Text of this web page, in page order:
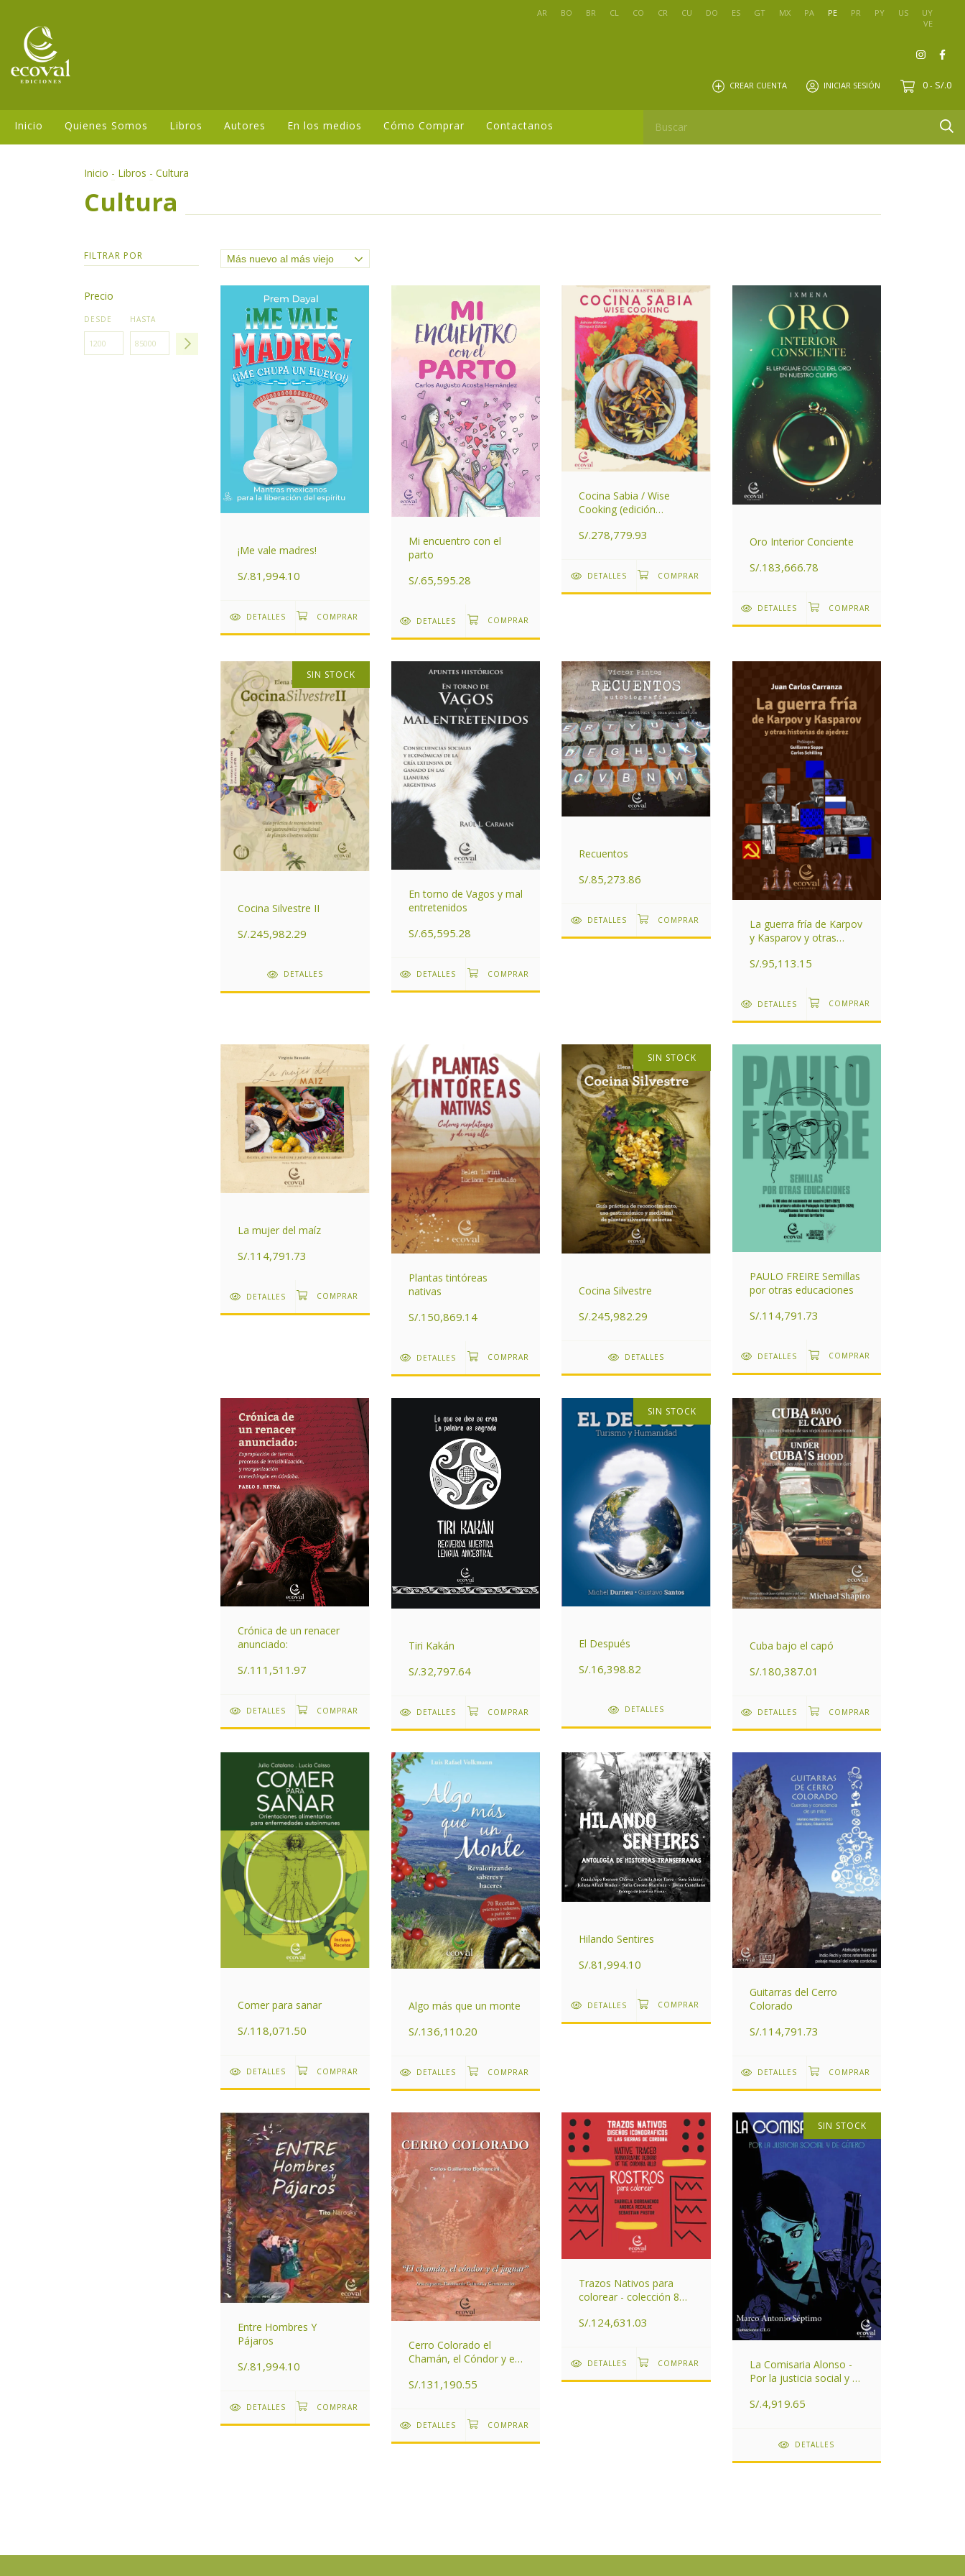
AR BO BR CL CO CR CU DO ES GT MX PA PE PR PY US
UY
VE
CREAR CUENTA INICIAR SESIÓN 0 - S/.0
Inicio Quienes Somos Libros Autores En los medios Cómo Comprar Contactanos
Inicio - Libros - Cultura
Cultura
FILTRAR POR
Precio
DESDE HASTA
¡Me vale madres!
S/.81,994.10
DETALLES
Mi encuentro con el
parto
S/.65,595.28
DETALLES
Cocina Sabia / Wise
Cooking (edición
S/.278,779.93
DETALLES
Oro Interior Conciente
S/.183,666.78
DETALLES
SIN STOCK
Cocina Silvestre II
S/.245,982.29
DETALLES
En torno de Vagos y mal
entretenidos
S/.65,595.28
DETALLES
Recuentos
S/.85,273.86
DETALLES
La guerra fría de Karpov
y Kasparov y otras
S/.95,113.15
DETALLES
La mujer del maíz
S/.114,791.73
DETALLES
Plantas tintóreas
nativas
S/.150,869.14
DETALLES
SIN STOCK
Cocina Silvestre
S/.245,982.29
DETALLES
PAULO FREIRE Semillas
por otras educaciones
S/.114,791.73
DETALLES
Crónica de un renacer
anunciado:
S/.111,511.97
DETALLES
Tiri Kakán
S/.32,797.64
DETALLES
SIN STOCK
El Después
S/.16,398.82
DETALLES
Cuba bajo el capó
S/.180,387.01
DETALLES
Comer para sanar
S/.118,071.50
DETALLES
Algo más que un monte
S/.136,110.20
DETALLES
Hilando Sentires
S/.81,994.10
DETALLES
Guitarras del Cerro
Colorado
S/.114,791.73
DETALLES
Entre Hombres Y
Pájaros
S/.81,994.10
DETALLES
Cerro Colorado el
Chamán, el Cóndor y el
S/.131,190.55
DETALLES
Trazos Nativos para
colorear - colección 8
S/.124,631.03
DETALLES
SIN STOCK
La Comisaria Alonso -
Por la justicia social y de
S/.4,919.65
DETALLES